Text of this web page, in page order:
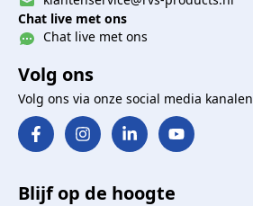
Chat live met ons
Chat live met ons
Volg ons
Volg ons via onze social media kanalen
Blijf op de hoogte